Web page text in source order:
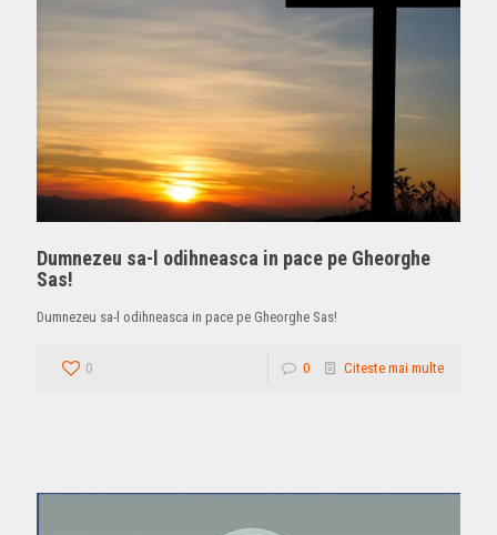
Dumnezeu sa-l odihneasca in pace pe Gheorghe
Sas!
Dumnezeu sa-l odihneasca in pace pe Gheorghe Sas!
0 0 Citeste mai multe